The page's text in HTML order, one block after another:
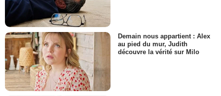
Demain nous appartient : Alex
au pied du mur, Judith
découvre la vérité sur Milo